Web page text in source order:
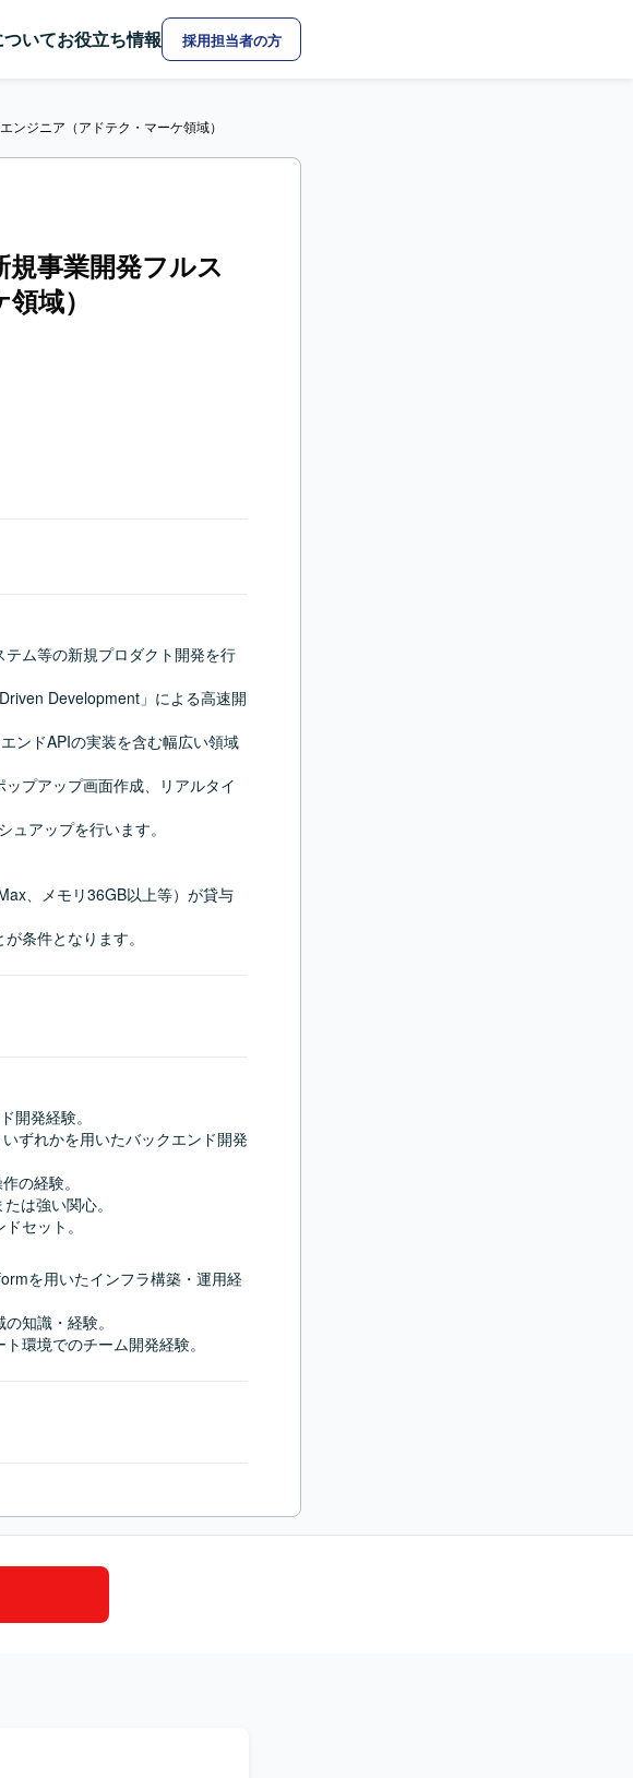
いてお役立ち情報 採用担当者の方
ンジニア（アドテク・マーケ領域）
事業開発フルス
域）
ム等の新規プロダクト開発を行
Development」による高速開
ンドAPIの実装を含む幅広い領域
プアップ画面作成、リアルタイ
アップを行います。
、メモリ36GB以上等）が貸与
条件となります。
開発経験。
ずれかを用いたバックエンド開発
の経験。
は強い関心。
セット。
を用いたインフラ構築・運用経
知識・経験。
環境でのチーム開発経験。